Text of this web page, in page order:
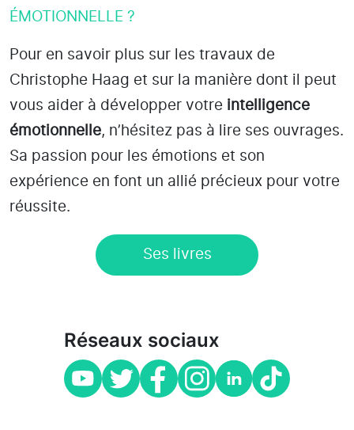
ÉMOTIONNELLE ?
Pour en savoir plus sur les travaux de
Christophe Haag et sur la manière dont il peut
vous aider à développer votre intelligence
émotionnelle, n’hésitez pas à lire ses ouvrages.
Sa passion pour les émotions et son
expérience en font un allié précieux pour votre
réussite.
Ses livres
Réseaux sociaux